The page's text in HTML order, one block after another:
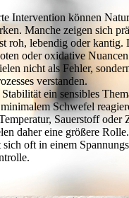
Intervention können
Manche zeigen sich
roh, lebendig oder kantig.
oder oxidative
nicht als Fehler,
verstanden.
ein sensibles
Schwefel
Sauerstoff oder
daher eine größere Rolle.
oft in einem